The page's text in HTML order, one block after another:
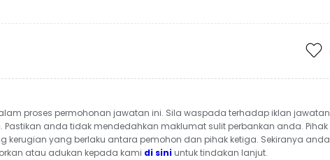
proses permohonan jawatan ini. Sila waspada terhadap iklan jawatan
anda tidak mendedahkan maklumat sulit perbankan anda. Pihak
yang berlaku antara pemohon dan pihak ketiga. Sekiranya anda
atau adukan kepada kami di sini untuk tindakan lanjut.